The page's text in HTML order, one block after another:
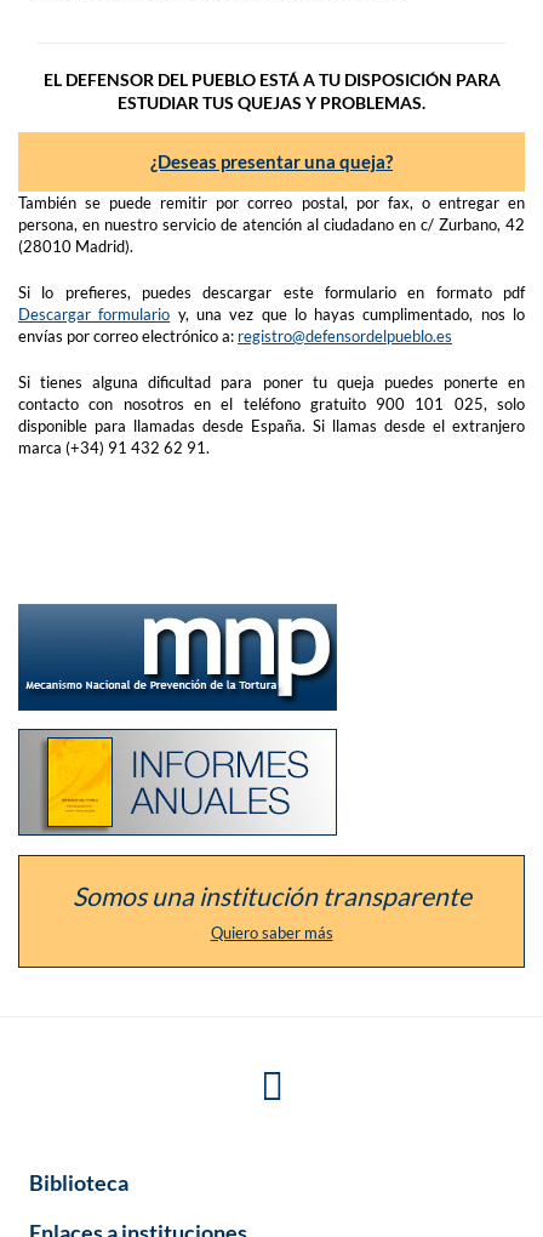
EL DEFENSOR DEL PUEBLO ESTÁ A TU DISPOSICIÓN PARA
ESTUDIAR TUS QUEJAS Y PROBLEMAS.
¿Deseas presentar una queja?
También se puede remitir por correo postal, por fax, o entregar en
persona, en nuestro servicio de atención al ciudadano en c/ Zurbano, 42
(28010 Madrid).
Si lo prefieres, puedes descargar este formulario en formato pdf
Descargar formulario y, una vez que lo hayas cumplimentado, nos lo
envías por correo electrónico a: registro@defensordelpueblo.es
Si tienes alguna dificultad para poner tu queja puedes ponerte en
contacto con nosotros en el teléfono gratuito 900 101 025, solo
disponible para llamadas desde España. Si llamas desde el extranjero
marca (+34) 91 432 62 91.
del
defensor
como
Mecanismo
Prevención
Listado
informes
anuales
de
la
Somos una institución transparente
Quiero saber más
Biblioteca